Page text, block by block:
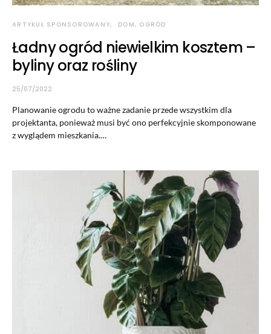
ARTYKUŁ SPONSOROWANY DOM, OGRÓD
Ładny ogród niewielkim kosztem –
byliny oraz rośliny
25/07/2022
Planowanie ogrodu to ważne zadanie przede wszystkim dla
projektanta, ponieważ musi być ono perfekcyjnie skomponowane
z wyglądem mieszkania.…